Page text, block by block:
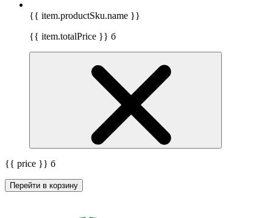
{{ item.productSku.name }}
{{ item.totalPrice }} б
{{ price }} б
Перейти в корзину